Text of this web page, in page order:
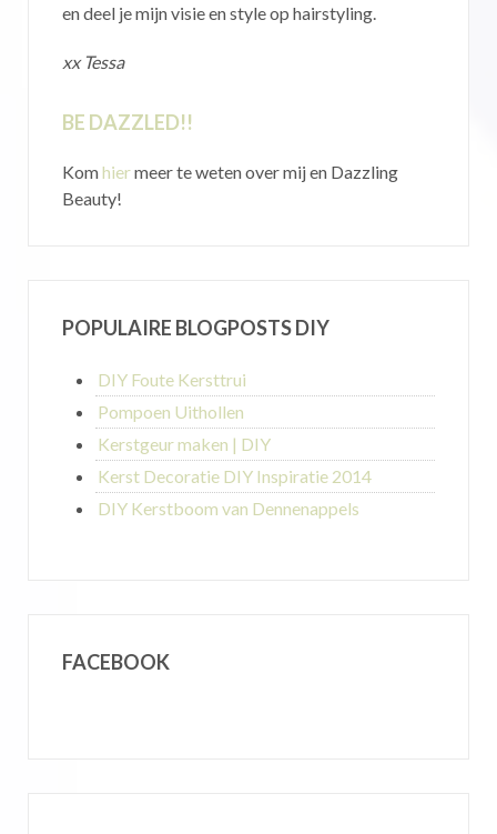
en deel je mijn visie en style op hairstyling.
xx Tessa
BE DAZZLED!!
Komhiermeer te weten over mij en Dazzling
Beauty!
POPULAIRE BLOGPOSTS DIY
DIY Foute Kersttrui
Pompoen Uithollen
Kerstgeur maken | DIY
Kerst Decoratie DIY Inspiratie 2014
DIY Kerstboom van Dennenappels
FACEBOOK